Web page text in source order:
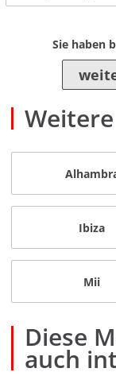
Sie haben
Ibiza
Mii
Diese
auch